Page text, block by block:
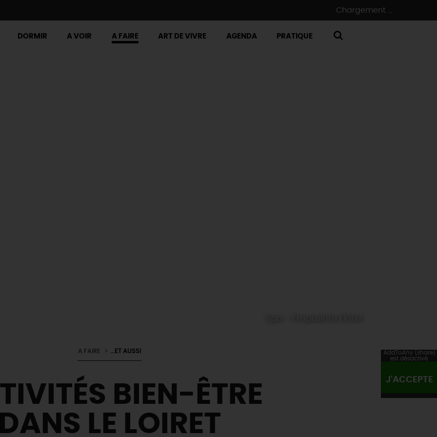
Chargement ...
DORMIR A VOIR A FAIRE ART DE VIVRE AGENDA PRATIQUE
A FAIRE ...ET AUSSI
BIEN-ÊTRE
LE LOIRET
AddToAny (share)
est désactivé.
J'ACCEPTE